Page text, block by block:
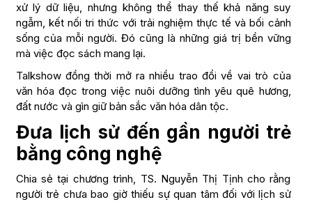
xử lý dữ liệu, nhưng không thể thay thế khả năng suy
ngẫm, kết nối tri thức với trải nghiệm thực tế và bối cảnh
sống của mỗi người. Đó cũng là những giá trị bền vững
mà việc đọc sách mang lại.
Talkshow đồng thời mở ra nhiều trao đổi về vai trò của
văn hóa đọc trong việc nuôi dưỡng tình yêu quê hương,
đất nước và gìn giữ bản sắc văn hóa dân tộc.
Đưa lịch sử đến gần người trẻ
bằng công nghệ
Chia sẻ tại chương trình, TS. Nguyễn Thị Tịnh cho rằng
người trẻ chưa bao giờ thiếu sự quan tâm đối với lịch sử